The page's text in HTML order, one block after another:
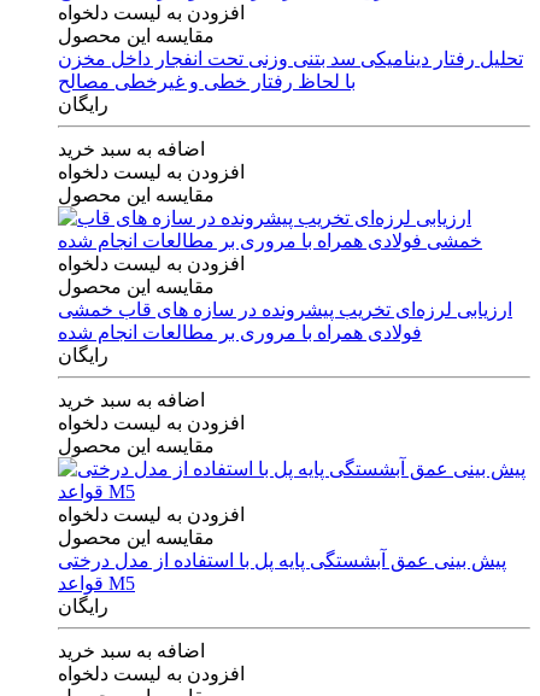
افزودن به لیست دلخواه
مقایسه این محصول
تحلیل رفتار دینامیکی سد بتنی وزنی تحت انفجار داخل مخزن
با لحاظ رفتار خطی و غیرخطی مصالح
رایگان
اضافه به سبد خرید
افزودن به لیست دلخواه
مقایسه این محصول
افزودن به لیست دلخواه
مقایسه این محصول
ارزیابی لرزه‌ای تخریب پیشرونده در سازه های قاب خمشی
فولادی همراه با مروری بر مطالعات انجام شده
رایگان
اضافه به سبد خرید
افزودن به لیست دلخواه
مقایسه این محصول
افزودن به لیست دلخواه
مقایسه این محصول
پیش بینی عمق آبشستگی پایه پل با استفاده از مدل درختی
قواعد M5
رایگان
اضافه به سبد خرید
افزودن به لیست دلخواه